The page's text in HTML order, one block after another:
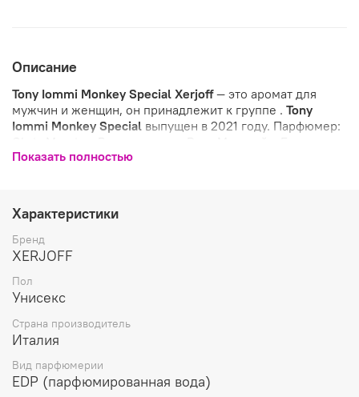
Описание
Tony Iommi Monkey Special Xerjoff— это аромат для
мужчин и женщин, он принадлежит к группе . Tony
Iommi Monkey Special выпущен в 2021 году. Парфюмер:
Герань; средние ноты: Пачули из Сингапура, Корица,
Мускус.
Показать полностью
Характеристики
Бренд
XERJOFF
Пол
Унисекс
Страна производитель
Италия
Вид парфюмерии
EDP (парфюмированная вода)